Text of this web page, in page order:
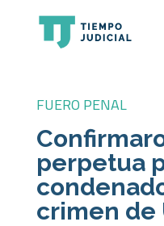
FUERO PENAL
perpetua
crimen de